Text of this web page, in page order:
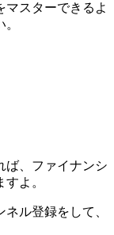
マスターできるよ
ば、ファイナンシ
よ。
ル登録をして、